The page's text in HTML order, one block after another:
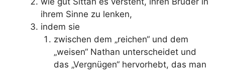
ihrem Sinne zu lenken,
indem sie
zwischen dem „reichen“ und dem
„weisen“ Nathan unterscheidet und
das „Vergnügen“ hervorhebt, das man